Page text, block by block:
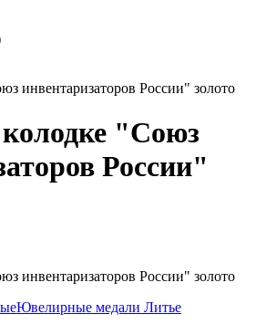
инвентаризаторов России" золото
"Союз
России"
инвентаризаторов России" золото
Ювелирные медали Литье